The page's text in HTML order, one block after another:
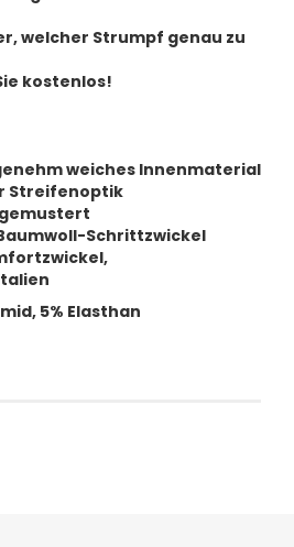
welcher Strumpf genau zu
kostenlos!
weiches Innenmaterial
Streifenoptik
Schrittzwickel
5% Elasthan